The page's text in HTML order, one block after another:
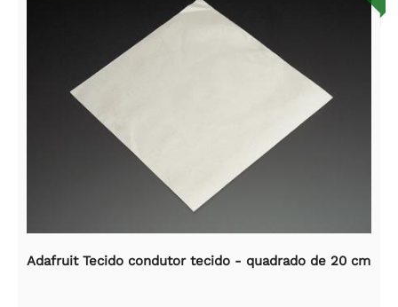
Adafruit Tecido condutor tecido - quadrado de 20 cm